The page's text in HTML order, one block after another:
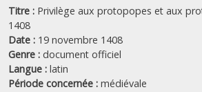
Titre : Privilège aux protopopes et aux
1408
Date : 19 novembre 1408
Genre : document officiel
Langue : latin
Période concernée : médiévale